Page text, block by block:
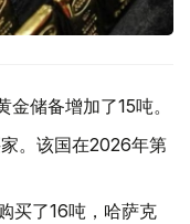
储备增加了15吨。
。该国在2026年第
买了16吨，哈萨克